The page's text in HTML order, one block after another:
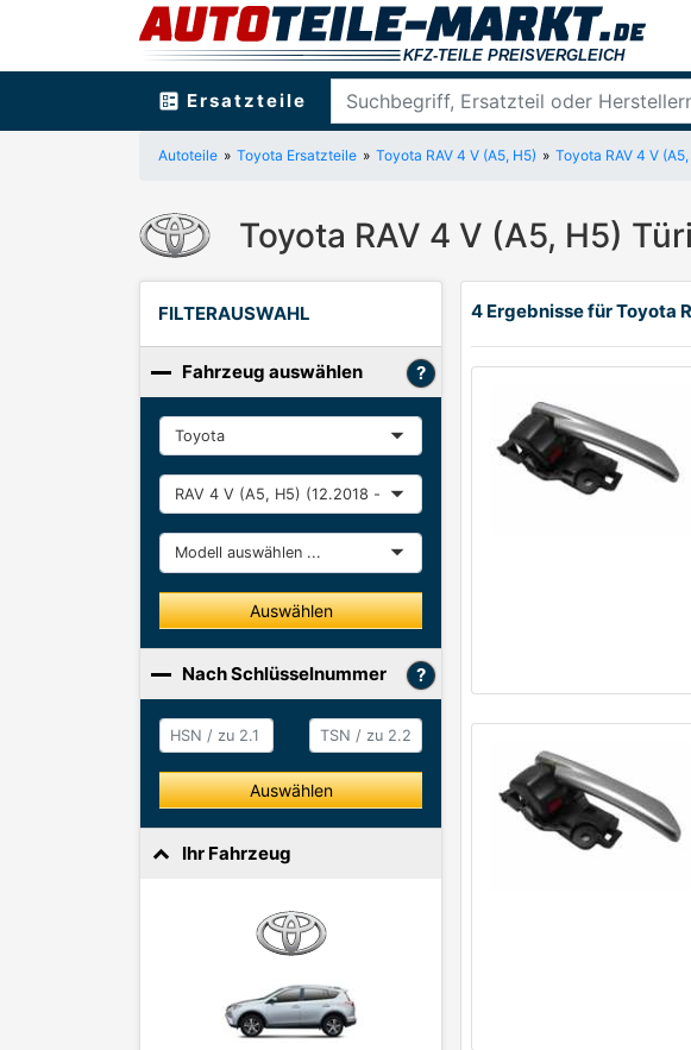
ballot Ersatzteile
Autoteile Toyota Ersatzteile Toyota RAV 4 V (A5, H5) Toyota RAV 4 V
Toyota RAV 4 V (A5, H5)
FILTERAUSWAHL
Fahrzeug auswählen
Hersteller
Baureihe
Modell
Auswählen
Nach Schlüsselnummer
HSN / zu 2.1 HSN / zu 2.2
Auswählen
Ihr Fahrzeug
4 Ergebnisse für Toyota